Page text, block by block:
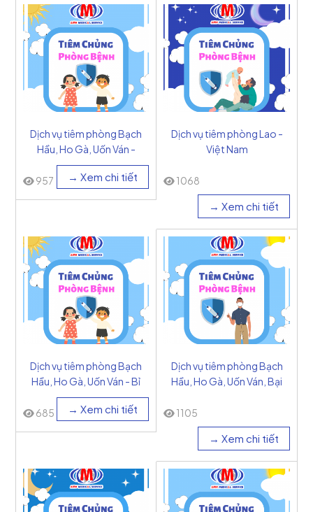
Dịch vụ tiêm phòng Bạch
Hầu, Ho Gà, Uốn Ván -
Pháp
957
→ Xem chi tiết
Dịch vụ tiêm phòng Lao -
Việt Nam
1068
→ Xem chi tiết
Dịch vụ tiêm phòng Bạch
Hầu, Ho Gà, Uốn Ván - Bỉ
685 → Xem chi tiết
Dịch vụ tiêm phòng Bạch
Hầu, Ho Gà, Uốn Ván, Bại
1105
→ Xem chi tiết